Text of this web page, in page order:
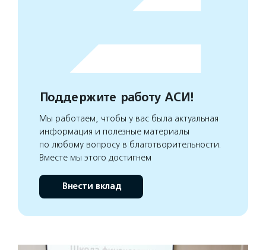
Поддержите работу АСИ!
Мы работаем, чтобы у вас была актуальная
информация и полезные материалы
по любому вопросу в благотворительности.
Вместе мы этого достигнем
Внести вклад